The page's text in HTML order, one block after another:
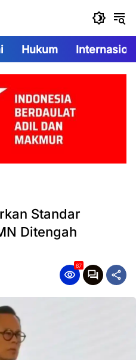
Hukum
Standar
Ditengah
67